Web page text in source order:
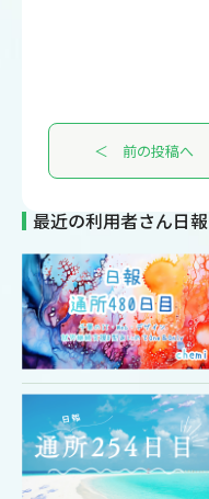
＜ 前の投稿へ
最近の利用者さん日報